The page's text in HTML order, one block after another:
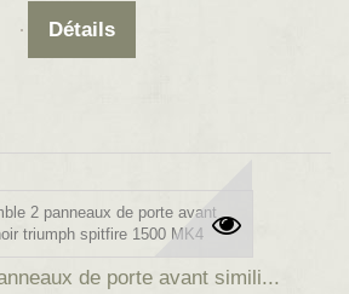
Détails
de porte avant simili...